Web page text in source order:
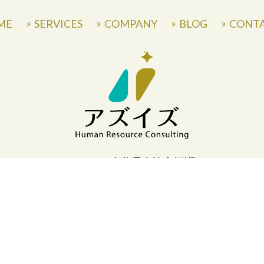
SERVICES COMPANY BLOG
〒871-0007 大分県中津市蛎瀬770